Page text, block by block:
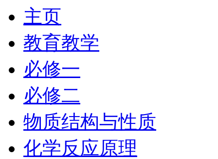
主页
教育教学
必修一
必修二
物质结构与性质
化学反应原理